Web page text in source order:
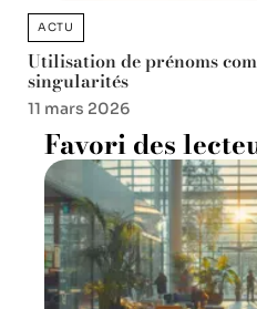
ACTU
Utilisation de prénoms
singularités
11 mars 2026
Favori des